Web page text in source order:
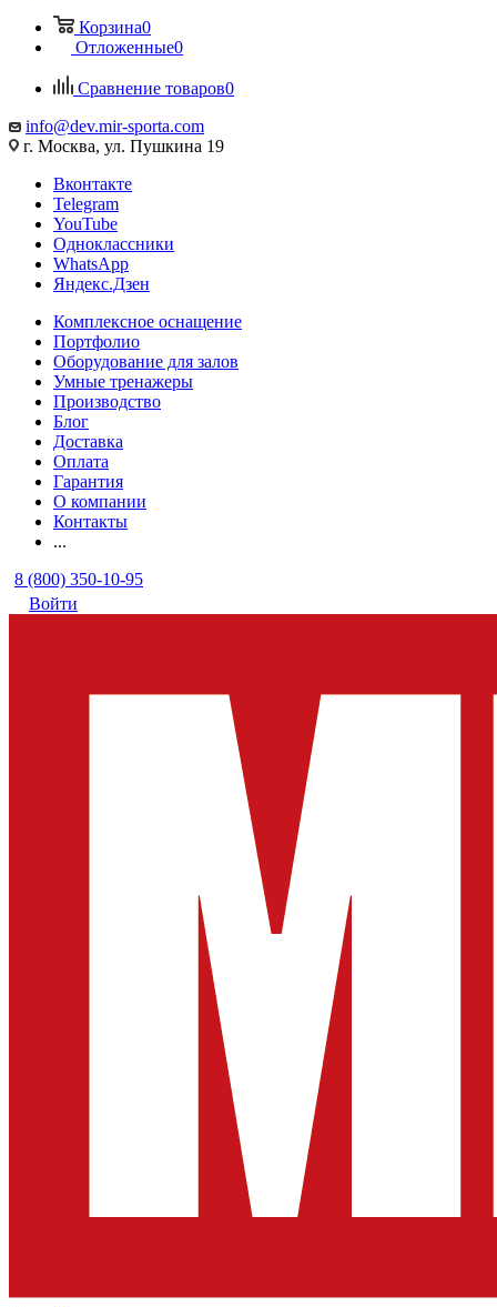
Корзина0
Отложенные0
Сравнение товаров0
info@dev.mir-sporta.com
г. Москва, ул. Пушкина 19
Вконтакте
Telegram
YouTube
Одноклассники
WhatsApp
Яндекс.Дзен
Комплексное оснащение
Портфолио
Оборудование для залов
Умные тренажеры
Производство
Блог
Доставка
Оплата
Гарантия
О компании
Контакты
...
8 (800) 350-10-95
Войти